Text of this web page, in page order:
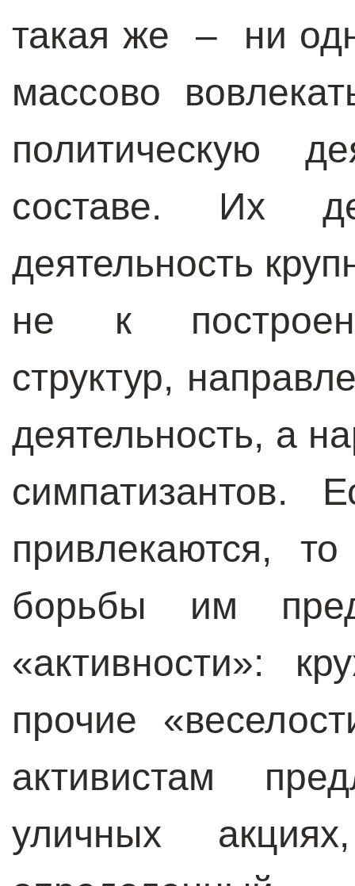
такая же – ни
массово
политическую
составе. Их
деятельность
не к
структур,
деятельность, а
симпатизантов.
привлекаются,
борьбы им
«активности»:
прочие
активистам
уличных